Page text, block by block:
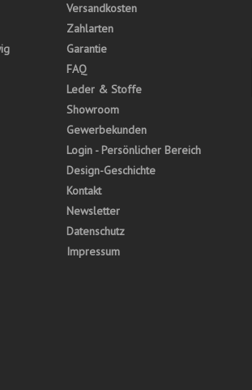
Versandkosten
Zahlarten
Garantie
FAQ
Leder & Stoffe
Showroom
Gewerbekunden
Login - Persönlicher Bereich
Design-Geschichte
Kontakt
Newsletter
Datenschutz
Impressum